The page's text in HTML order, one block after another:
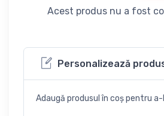
Acest produs nu a fost
Personalizează
Adaugă produsul în coș pentru